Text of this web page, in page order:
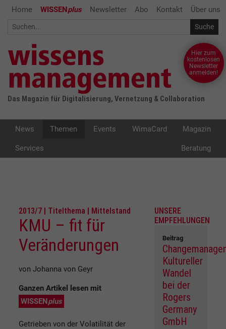
Home WISSENplus Newsletter Abo Kontakt Über uns
Das Magazin für Digitalisierung, Vernetzung & Collaboration
Hier zum
kostenlosen
Newsletter
anmelden!
News Themen Events WimaCard Magazin
Services Beratung
2013/7 | Titelthema | Mittelstand
KMU – fit für
Veränderungen
von Johanna von Geyr
Ganzen Artikel lesen mit
WISSENplus
Getrieben von der Volatilität der
UNSERE
EMPFEHLUNGEN
Beitrag
Kultureller
Wandel
bei der
Rogers
Germany
GmbH